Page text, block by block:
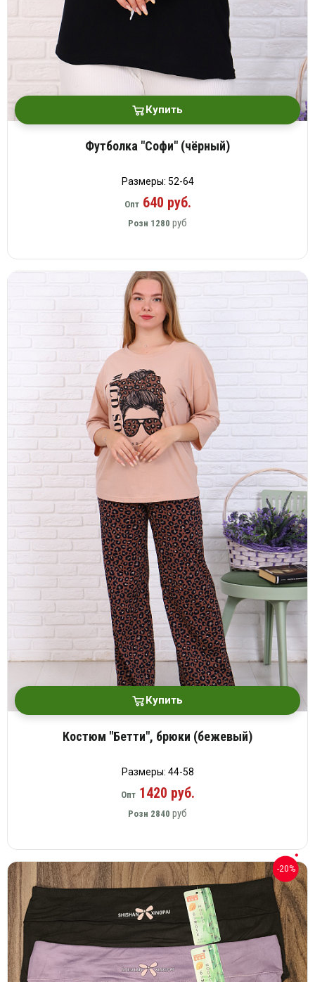
Купить
Футболка "Софи" (чёрный)
Размеры: 52-64
Опт640 руб.
Розн 1280 руб
Купить
Костюм "Бетти", брюки (бежевый)
Размеры: 44-58
Опт1420 руб.
Розн 2840 руб
-20%